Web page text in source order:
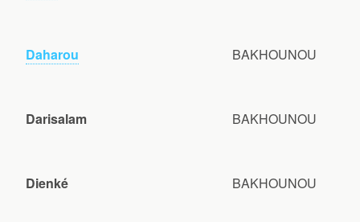
Daharou BAKHOUNOU
Darisalam BAKHOUNOU
Dienké BAKHOUNOU